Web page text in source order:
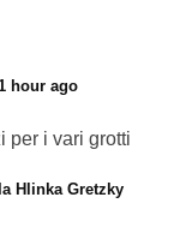
hour ago
per i vari grotti
Hlinka Gretzky